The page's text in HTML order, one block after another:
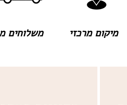
משלוחים מהירים מיקום מרכזי